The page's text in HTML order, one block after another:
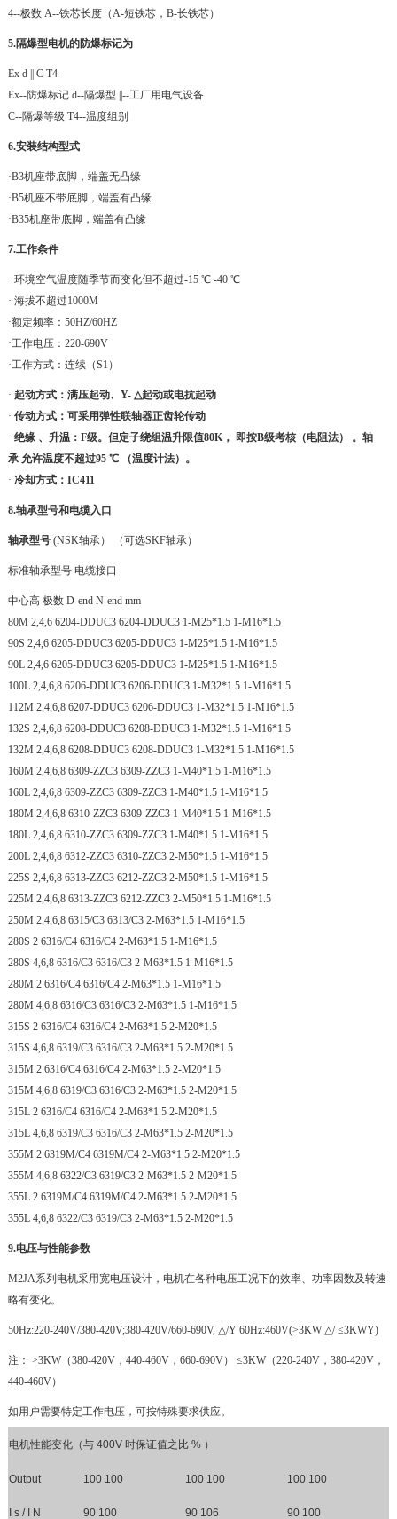
4--极数 A--铁芯长度（A-短铁芯，B-长铁芯）
5.隔爆型电机的防爆标记为
Ex d || C T4
Ex--防爆标记 d--隔爆型 ||--工厂用电气设备
C--隔爆等级 T4--温度组别
6.安装结构型式
·B3机座带底脚，端盖无凸缘
·B5机座不带底脚，端盖有凸缘
·B35机座带底脚，端盖有凸缘
7.工作条件
· 环境空气温度随季节而变化但不超过-15 ℃ -40 ℃
· 海拔不超过1000M
·额定频率：50HZ/60HZ
·工作电压：220-690V
·工作方式：连续（S1）
· 起动方式：满压起动、Y- △起动或电抗起动
· 传动方式：可采用弹性联轴器正齿轮传动
· 绝缘 、升温：F级。但定子绕组温升限值80K， 即按B级考核（电阻法） 。轴
承允许温度不超过95 ℃ （温度计法）。
· 冷却方式：IC411
8.轴承型号和电缆入口
轴承型号 (NSK轴承） （可选SKF轴承）
标准轴承型号 电缆接口
中心高 极数 D-end N-end mm
80M 2,4,6 6204-DDUC3 6204-DDUC3 1-M25*1.5 1-M16*1.5
90S 2,4,6 6205-DDUC3 6205-DDUC3 1-M25*1.5 1-M16*1.5
90L 2,4,6 6205-DDUC3 6205-DDUC3 1-M25*1.5 1-M16*1.5
100L 2,4,6,8 6206-DDUC3 6206-DDUC3 1-M32*1.5 1-M16*1.5
112M 2,4,6,8 6207-DDUC3 6206-DDUC3 1-M32*1.5 1-M16*1.5
132S 2,4,6,8 6208-DDUC3 6208-DDUC3 1-M32*1.5 1-M16*1.5
132M 2,4,6,8 6208-DDUC3 6208-DDUC3 1-M32*1.5 1-M16*1.5
160M 2,4,6,8 6309-ZZC3 6309-ZZC3 1-M40*1.5 1-M16*1.5
160L 2,4,6,8 6309-ZZC3 6309-ZZC3 1-M40*1.5 1-M16*1.5
180M 2,4,6,8 6310-ZZC3 6309-ZZC3 1-M40*1.5 1-M16*1.5
180L 2,4,6,8 6310-ZZC3 6309-ZZC3 1-M40*1.5 1-M16*1.5
200L 2,4,6,8 6312-ZZC3 6310-ZZC3 2-M50*1.5 1-M16*1.5
225S 2,4,6,8 6313-ZZC3 6212-ZZC3 2-M50*1.5 1-M16*1.5
225M 2,4,6,8 6313-ZZC3 6212-ZZC3 2-M50*1.5 1-M16*1.5
250M 2,4,6,8 6315/C3 6313/C3 2-M63*1.5 1-M16*1.5
280S 2 6316/C4 6316/C4 2-M63*1.5 1-M16*1.5
280S 4,6,8 6316/C3 6316/C3 2-M63*1.5 1-M16*1.5
280M 2 6316/C4 6316/C4 2-M63*1.5 1-M16*1.5
280M 4,6,8 6316/C3 6316/C3 2-M63*1.5 1-M16*1.5
315S 2 6316/C4 6316/C4 2-M63*1.5 2-M20*1.5
315S 4,6,8 6319/C3 6316/C3 2-M63*1.5 2-M20*1.5
315M 2 6316/C4 6316/C4 2-M63*1.5 2-M20*1.5
315M 4,6,8 6319/C3 6316/C3 2-M63*1.5 2-M20*1.5
315L 2 6316/C4 6316/C4 2-M63*1.5 2-M20*1.5
315L 4,6,8 6319/C3 6316/C3 2-M63*1.5 2-M20*1.5
355M 2 6319M/C4 6319M/C4 2-M63*1.5 2-M20*1.5
355M 4,6,8 6322/C3 6319/C3 2-M63*1.5 2-M20*1.5
355L 2 6319M/C4 6319M/C4 2-M63*1.5 2-M20*1.5
355L 4,6,8 6322/C3 6319/C3 2-M63*1.5 2-M20*1.5
9.电压与性能参数
M2JA系列电机采用宽电压设计，电机在各种电压工况下的效率、功率因数及转速
略有变化。
50Hz:220-240V/380-420V;380-420V/660-690V, △/Y 60Hz:460V(>3KW △/ ≤3KWY)
注： >3KW（380-420V，440-460V，660-690V） ≤3KW（220-240V，380-420V，
440-460V）
如用户需要特定工作电压，可按特殊要求供应。
电机性能变化（与 400V 时保证值之比 % ）
Output
I s / I N
100 100
90 100
100 100
90 106
100 100
90 100